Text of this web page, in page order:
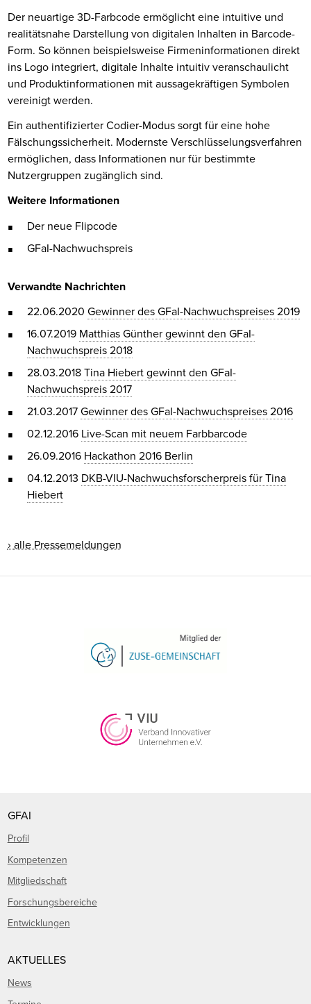
Der neuartige 3D-Farbcode ermöglicht eine intuitive und
realitätsnahe Darstellung von digitalen Inhalten in Barcode-
Form. So können beispielsweise Firmeninformationen direkt
ins Logo integriert, digitale Inhalte intuitiv veranschaulicht
und Produktinformationen mit aussagekräftigen Symbolen
vereinigt werden.
Ein authentifizierter Codier-Modus sorgt für eine hohe
Fälschungssicherheit. Modernste Verschlüsselungsverfahren
ermöglichen, dass Informationen nur für bestimmte
Nutzergruppen zugänglich sind.
Weitere Informationen
Der neue Flipcode
GFaI-Nachwuchspreis
Verwandte Nachrichten
22.06.2020 Gewinner des GFaI-Nachwuchspreises 2019
16.07.2019 Matthias Günther gewinnt den GFaI-
Nachwuchspreis 2018
28.03.2018Tina Hiebert gewinnt den GFaI-
Nachwuchspreis 2017
21.03.2017Gewinner des GFaI-Nachwuchspreises 2016
02.12.2016 Live-Scan mit neuem Farbbarcode
26.09.2016 Hackathon 2016 Berlin
04.12.2013 DKB-VIU-Nachwuchsforscherpreis für Tina
Hiebert
alle Pressemeldungen
GFAI
Profil
Kompetenzen
Mitgliedschaft
Forschungsbereiche
Entwicklungen
AKTUELLES
News